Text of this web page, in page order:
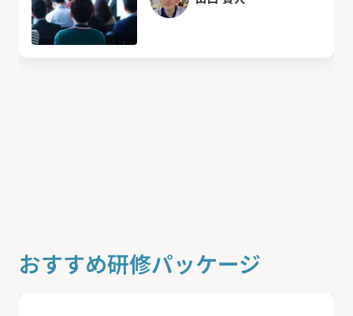
おすすめ研修パッケージ